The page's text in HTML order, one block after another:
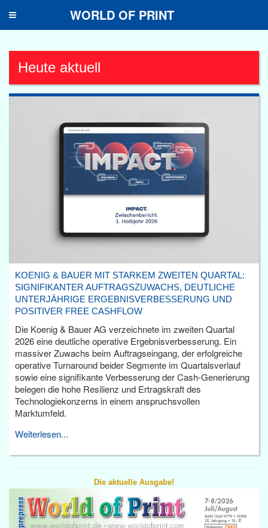
Toggle
WORLD OF PRINT
Heute aktuell
KOENIG & BAUER MIT STARKEM ZWEITEN QUARTAL:
SIGNIFIKANTER AUFTRAGSZUWACHS, DEUTLICHE
UNTERJÄHRIGE ERGEBNISVERBESSERUNG UND
POSITIVER FREE CASHFLOW
Die Koenig & Bauer AG verzeichnete im zweiten Quartal
2026 eine deutliche operative Ergebnisverbesserung. Ein
massiver Zuwachs beim Auftragseingang, der erfolgreiche
operative Turnaround beider Segmente im Quartalsverlauf
sowie eine signifikante Verbesserung der Cash-Generierung
belegen die hohe Resilienz und Ertragskraft des
Technologiekonzerns in einem anspruchsvollen
Marktumfeld.
Weiterlesen...
Die aktuelle Ausgabe!